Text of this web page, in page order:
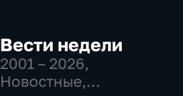
Вести недели
2001 – 2026,
Новостные,